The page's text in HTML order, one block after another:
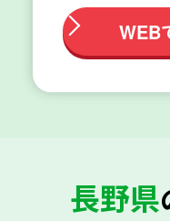
WEB
長野県